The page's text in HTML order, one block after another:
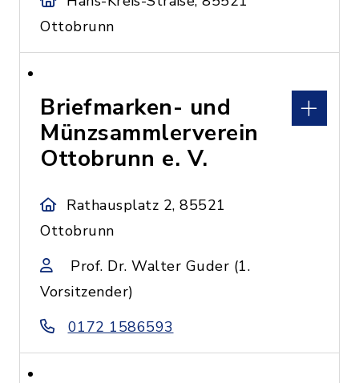
Ottobrunn
Briefmarken- und
Münzsammlerverein
Ottobrunn e. V.
Rathausplatz 2, 85521
Ottobrunn
Prof. Dr. Walter Guder (1.
Vorsitzender)
0172 1586593